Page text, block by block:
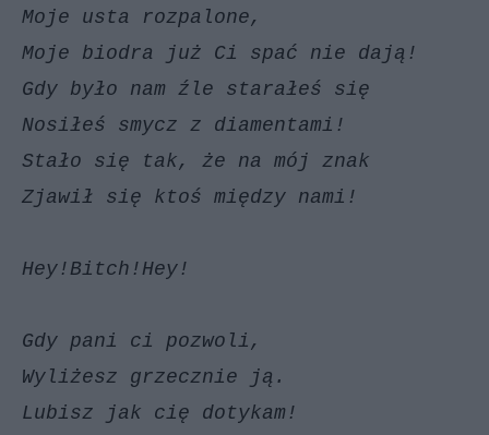
Moje usta rozpalone,
Moje biodra już Ci spać nie dają!
Gdy było nam źle starałeś się
Nosiłeś smycz z diamentami!
Stało się tak, że na mój znak
Zjawił się ktoś między nami!
Hey!Bitch!Hey!
Gdy pani ci pozwoli,
Wyliżesz grzecznie ją.
Lubisz jak cię dotykam!